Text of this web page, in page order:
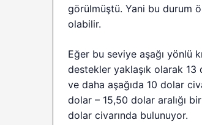
görülmüştü. Yani bu durum
olabilir.
Eğer bu seviye aşağı yönlü
destekler yaklaşık olarak 13
ve daha aşağıda 10 dolar
dolar – 15,50 dolar aralığı
dolar civarında bulunuyor.